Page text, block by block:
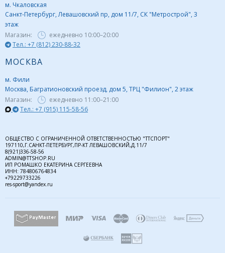
м. Чкаловская
Санкт-Петербург, Левашовский пр, дом 11/7, СК "Метрострой", 3
этаж
Магазин:
ежедневно 10:00–20:00
Тел.: +7 (812) 230-88-32
МОСКВА
м. Фили
Москва, Багратионовский проезд, дом 5, ТРЦ "Филион", 2 этаж
Магазин:
ежедневно 11:00–21:00
Тел.: +7 (915) 115-58-56
ОБЩЕСТВО С ОГРАНИЧЕННОЙ ОТВЕТСТВЕННОСТЬЮ "ТТСПОРТ"
197110,Г.САНКТ-ПЕТЕРБУРГ,ПР-КТ ЛЕВАШОВСКИЙ,Д.11/7
8(921)336-58-56
ADMIN@TTSHOP.RU
ИП РОМАШКО ЕКАТЕРИНА СЕРГЕЕВНА
ИНН: 784806764834
+79229733226
res-sport@yandex.ru